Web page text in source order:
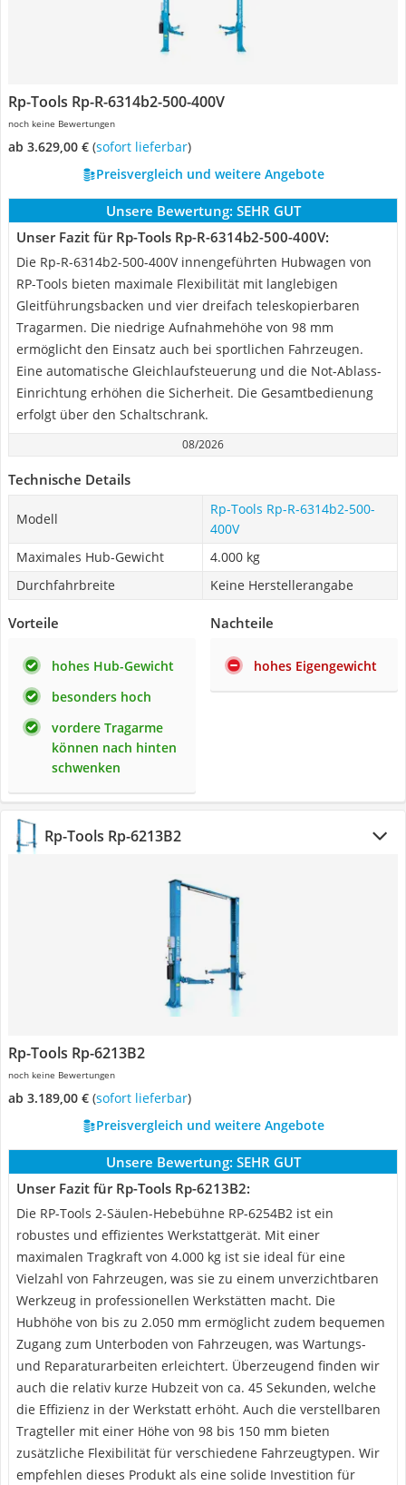
Rp-Tools ‎Rp-R-6314b2-500-400V
noch keine Bewertungen
ab 3.629,00 € ( Sofort lieferbar)
Preisvergleich und weitere Angebote
Unsere Bewertung: SEHR GUT
Unser Fazit für Rp-Tools ‎Rp-R-6314b2-500-400V:
Die Rp-R-6314b2-500-400V innengeführten Hubwagen von
RP-Tools bieten maximale Flexibilität mit langlebigen
Gleitführungsbacken und vier dreifach teleskopierbaren
Tragarmen. Die niedrige Aufnahmehöhe von 98 mm
ermöglicht den Einsatz auch bei sportlichen Fahrzeugen.
Eine automatische Gleichlaufsteuerung und die Not-Ablass-
Einrichtung erhöhen die Sicherheit. Die Gesamtbedienung
erfolgt über den Schaltschrank.
08/2026
Technische Details
Modell
Rp-Tools ‎Rp-R-6314b2-500-
400V
Maximales Hub-Gewicht
4.000 kg
Durchfahrbreite
Keine Herstellerangabe
Vorteile
hohes Hub-Gewicht
besonders hoch
vordere Tragarme
können nach hinten
schwenken
Nachteile
hohes Eigengewicht
Rp-Tools Rp-6213B2
Rp-Tools Rp-6213B2
noch keine Bewertungen
ab 3.189,00 € ( Sofort lieferbar)
Preisvergleich und weitere Angebote
Unsere Bewertung: SEHR GUT
Unser Fazit für Rp-Tools Rp-6213B2:
Die RP-Tools 2-Säulen-Hebebühne RP-6254B2 ist ein
robustes und effizientes Werkstattgerät. Mit einer
maximalen Tragkraft von 4.000 kg ist sie ideal für eine
Vielzahl von Fahrzeugen, was sie zu einem unverzichtbaren
Werkzeug in professionellen Werkstätten macht. Die
Hubhöhe von bis zu 2.050 mm ermöglicht zudem bequemen
Zugang zum Unterboden von Fahrzeugen, was Wartungs-
und Reparaturarbeiten erleichtert. Überzeugend finden wir
auch die relativ kurze Hubzeit von ca. 45 Sekunden, welche
die Effizienz in der Werkstatt erhöht. Auch die verstellbaren
Tragteller mit einer Höhe von 98 bis 150 mm bieten
zusätzliche Flexibilität für verschiedene Fahrzeugtypen. Wir
empfehlen dieses Produkt als eine solide Investition für